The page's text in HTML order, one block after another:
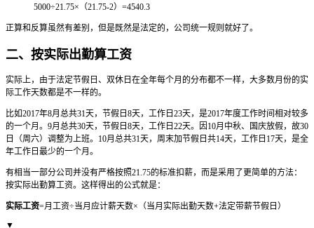
5000÷21.75×（21.75-2）=4540.3
正算和反算虽然有差别，但是既然是法定的，公司统一规则就好了。
二、按实际出勤算工资
实际上，由于法定节假日、双休日在全年每个月的分布都不一样，大多数月份的实
际工作天数都是不一样的。
比如2017年8月总共31天，节假日8天，工作日23天，是2017年度工作时间相对较多
的一个月。9月总共30天，节假日8天，工作日22天。因10月中秋、国庆放假，故30
日（周六）调整为上班。10月总共31天，周末加节假日共14天，工作日17天，是全
年工作日最少的一个月。
有相当一部分公司并没有严格按照21.75的标准扣薪，而是采用了更简单的方法：
按实际出勤算工资。这样得出的公式就是：
实际工资=月工资÷当月应计薪天数×（当月实际出勤天数+法定带薪节假日）
▼